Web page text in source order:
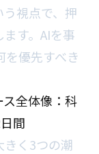
視点で、押
す。AIを事
を優先すべき
全体像：科
間
きく3つの潮